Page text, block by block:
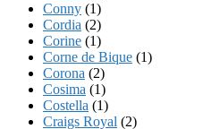
Conny (1)
Cordia (2)
Corine (1)
Corne de Bique (1)
Corona (2)
Cosima (1)
Costella (1)
Craigs Royal (2)